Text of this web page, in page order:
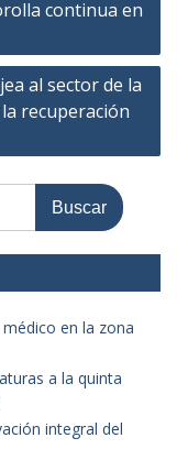
continua en
al sector de la
recuperación
en la zona
a la quinta
integral del